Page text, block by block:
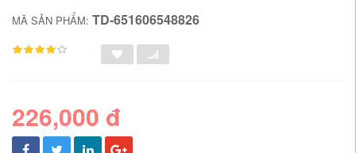
MÃ SẢN PHẨM: TD-651606548826
226,000 đ